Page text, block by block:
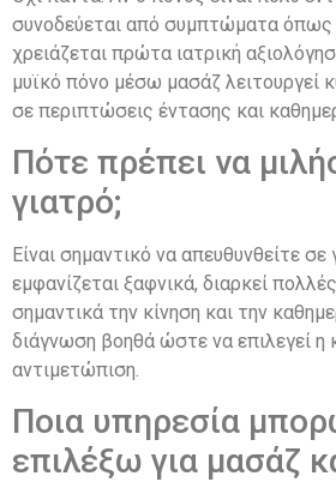
συνοδεύεται από συμπτώματα όπως
χρειάζεται πρώτα ιατρική
μυϊκό πόνο μέσω μασάζ λειτουργεί
σε περιπτώσεις έντασης και
Πότε πρέπει να
γιατρό;
Είναι σημαντικό να απευθυνθείτε
εμφανίζεται ξαφνικά, διαρκεί
σημαντικά την κίνηση και την
διάγνωση βοηθά ώστε να επιλεγεί η
αντιμετώπιση.
Ποια υπηρεσία
επιλέξω για μασάζ